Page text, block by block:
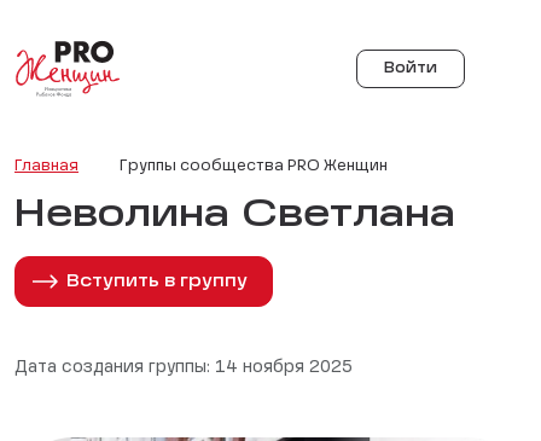
Войти
Главная Группы сообщества PRO Женщин
Неволина Светлана
Вступить в группу
Дата создания группы: 14 ноября 2025